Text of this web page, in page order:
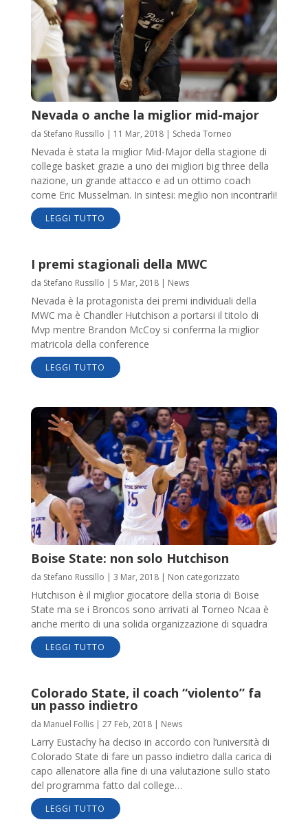
Nevada o anche la miglior mid-major
da Stefano Russillo | 11 Mar, 2018| Scheda Torneo
Nevada è stata la miglior Mid-Major della stagione di
college basket grazie a uno dei migliori big three della
nazione, un grande attacco e ad un ottimo coach
come Eric Musselman. In sintesi: meglio non incontrarli!
LEGGI TUTTO
I premi stagionali della MWC
da Stefano Russillo | 5 Mar, 2018| News
Nevada è la protagonista dei premi individuali della
MWC ma è Chandler Hutchison a portarsi il titolo di
Mvp mentre Brandon McCoy si conferma la miglior
matricola della conference
LEGGI TUTTO
Boise State: non solo Hutchison
da Stefano Russillo | 3 Mar, 2018| Non categorizzato
Hutchison è il miglior giocatore della storia di Boise
State ma se i Broncos sono arrivati al Torneo Ncaa è
anche merito di una solida organizzazione di squadra
LEGGI TUTTO
Colorado State, il coach “violento” fa
un passo indietro
da Manuel Follis| 27 Feb, 2018| News
Larry Eustachy ha deciso in accordo con l’università di
Colorado State di fare un passo indietro dalla carica di
capo allenatore alla fine di una valutazione sullo stato
del programma fatto dal college…
LEGGI TUTTO